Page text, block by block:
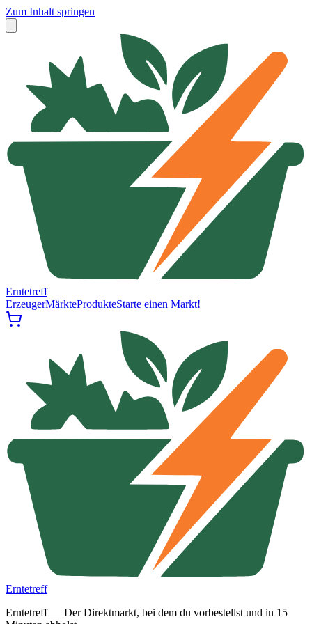
Zum Inhalt springen
Erntetreff
ErzeugerMärkteProdukteStarte einen Markt!
Erntetreff
Erntetreff — Der Direktmarkt, bei dem du vorbestellst und in 15